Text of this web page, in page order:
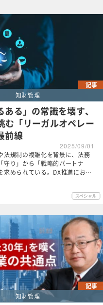
記事
知財管理
ある」の常識を壊す、
む「リーガルオペレー
前線
2025/09/01
法規制の複雑化を背景に、法務
守り」から「戦略的パートナ
求められている。DX推進にお…
記事
知財管理